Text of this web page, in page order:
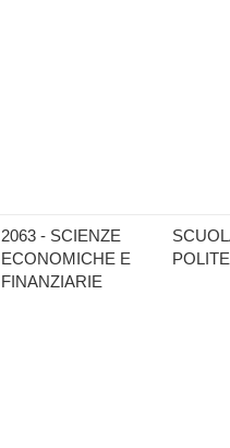
2063 - SCIENZE
ECONOMICHE E
FINANZIARIE